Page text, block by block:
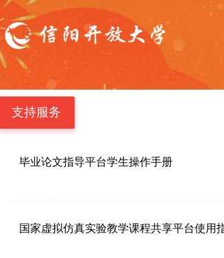
支持服务
毕业论文指导平台学生操作手册
国家虚拟仿真实验教学课程共享平台使用